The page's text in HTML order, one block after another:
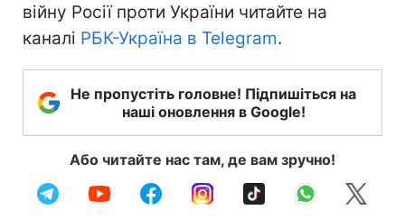
війну Росії проти України читайте на
каналі РБК-Україна в Telegram.
Не пропустіть головне! Підпишіться на
наші оновлення в Google!
Або читайте нас там, де вам зручно!